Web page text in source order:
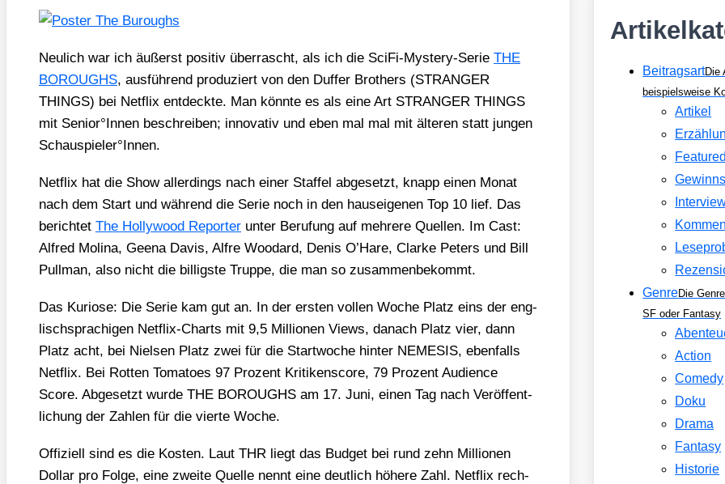
Neu­lich war ich äußerst posi­tiv über­rascht, als ich die Sci­Fi-Mys­tery-Serie THE
BOROUGHS, aus­füh­rend pro­du­ziert von den Duf­fer Brot­hers (STRANGER
THINGS) bei Net­flix ent­deck­te. Man könn­te es als eine Art STRANGER THINGS
mit Senior°Innen beschrei­ben; inno­va­tiv und eben mal mal mit älte­ren statt jun­gen
Schauspieler°Innen.
Net­flix hat die Show aller­dings nach einer Staf­fel abge­setzt, knapp einen Monat
nach dem Start und wäh­rend die Serie noch in den haus­ei­ge­nen Top 10 lief. Das
berich­tet The Hol­ly­wood Repor­ter unter Beru­fung auf meh­re­re Quel­len. Im Cast:
Alfred Moli­na, Gee­na Davis, Alf­re Woo­dard, Denis O’Ha­re, Clar­ke Peters und Bill
Pull­man, also nicht die bil­ligs­te Trup­pe, die man so zusam­men­be­kommt.
Das Kurio­se: Die Serie kam gut an. In der ers­ten vol­len Woche Platz eins der eng­
lisch­spra­chi­gen Net­flix-Charts mit 9,5 Mil­lio­nen Views, danach Platz vier, dann
Platz acht, bei Niel­sen Platz zwei für die Start­wo­che hin­ter NEMESIS, eben­falls
Net­flix. Bei Rot­ten Toma­toes 97 Pro­zent Kri­ti­kens­core, 79 Pro­zent Audi­ence
Score. Abge­setzt wur­de THE BOROUGHS am 17. Juni, einen Tag nach Ver­öf­fent­
li­chung der Zah­len für die vier­te Woche.
Offi­zi­ell sind es die Kos­ten. Laut THR liegt das Bud­get bei rund zehn Mil­lio­nen
Dol­lar pro Fol­ge, eine zwei­te Quel­le nennt eine deut­lich höhe­re Zahl. Net­flix rech­
BeitragsartDie
beispielsweise
Artikel
GenreDie
SF oder Fantasy
Action
Comedy
Doku
Drama
Fantasy
Historie